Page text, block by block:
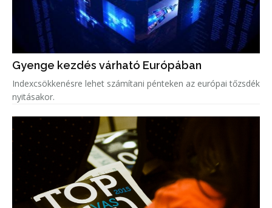
Gyenge kezdés várható Európában
Indexcsökkenésre lehet számítani pénteken az európai tőzsdék
nyitásakor.